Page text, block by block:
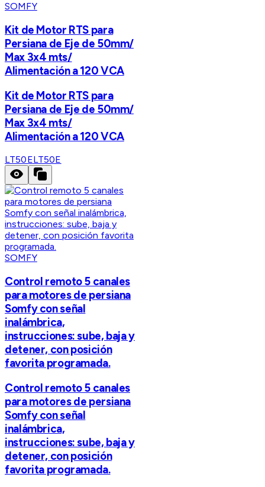
SOMFY
Kit de Motor RTS para
Persiana de Eje de 50mm/
Max 3x4 mts/
Alimentación a 120 VCA
Kit de Motor RTS para
Persiana de Eje de 50mm/
Max 3x4 mts/
Alimentación a 120 VCA
LT50ELT50E
SOMFY
Control remoto 5 canales
para motores de persiana
Somfy con señal
inalámbrica,
instrucciones: sube, baja y
detener, con posición
favorita programada.
Control remoto 5 canales
para motores de persiana
Somfy con señal
inalámbrica,
instrucciones: sube, baja y
detener, con posición
favorita programada.